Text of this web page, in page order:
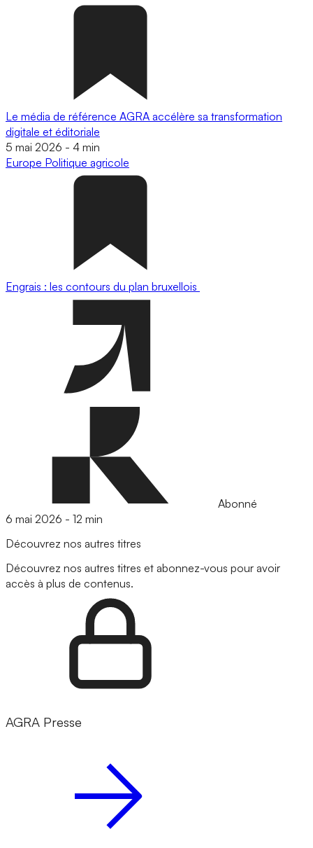
Le média de référence AGRA accélère sa transformation
digitale et éditoriale
5 mai 2026 - 4 min
Europe Politique agricole
Engrais : les contours du plan bruxellois
Abonné
6 mai 2026 - 12 min
Découvrez nos autres titres
Découvrez nos autres titres et abonnez-vous pour avoir
accès à plus de contenus.
AGRA Presse